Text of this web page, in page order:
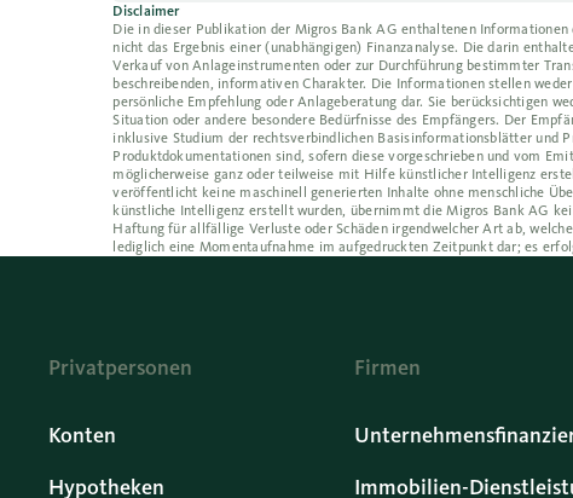
Disclaimer
Die in dieser Publikation der Migros Bank AG enthaltenen
nicht das Ergebnis einer (unabhängigen) Finanzanalyse. Die darin
Verkauf von Anlageinstrumenten oder zur Durchführung bestimmter
beschreibenden, informativen Charakter. Die Informationen stellen
persönliche Empfehlung oder Anlageberatung dar. Sie berücksichtigen
Situation oder andere besondere Bedürfnisse des Empfängers. Der
inklusive Studium der rechtsverbindlichen Basisinformationsblätter und
Produktdokumentationen sind, sofern diese vorgeschrieben und vom
möglicherweise ganz oder teilweise mit Hilfe künstlicher Intelligenz
veröffentlicht keine maschinell generierten Inhalte ohne menschliche
künstliche Intelligenz erstellt wurden, übernimmt die Migros Bank AG
Haftung für allfällige Verluste oder Schäden irgendwelcher Art ab,
lediglich eine Momentaufnahme im aufgedruckten Zeitpunkt dar; es
Privatpersonen
Konten
Hypotheken
Firmen
Immobilien-